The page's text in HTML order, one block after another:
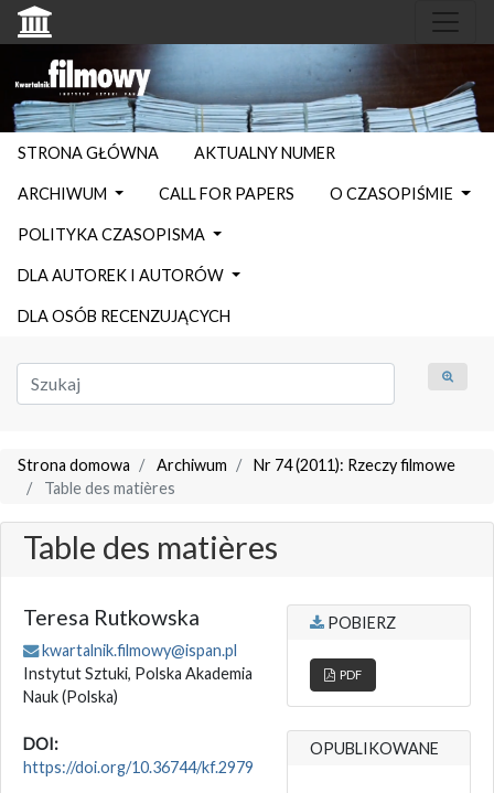
STRONA GŁÓWNA AKTUALNY NUMER
ARCHIWUM CALL FOR PAPERS O CZASOPIŚMIE
POLITYKA CZASOPISMA
DLA AUTOREK I AUTORÓW
DLA OSÓB RECENZUJĄCYCH
Strona domowa Archiwum
Nr 74 (2011): Rzeczy filmowe
Table des matières
Table des matières
Teresa Rutkowska
kwartalnik.filmowy@ispan.pl
Instytut Sztuki, Polska Akademia
Nauk(Polska)
DOI:
https://doi.org/10.36744/kf.2979
POBIERZ
PDF
OPUBLIKOWANE